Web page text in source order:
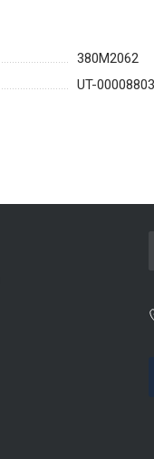
380M2062
UT-00008803